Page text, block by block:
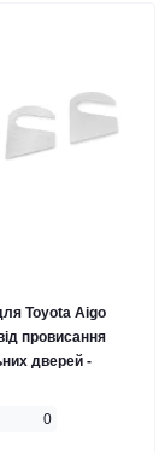
Toyota Aigo
провисання
дверей -
0